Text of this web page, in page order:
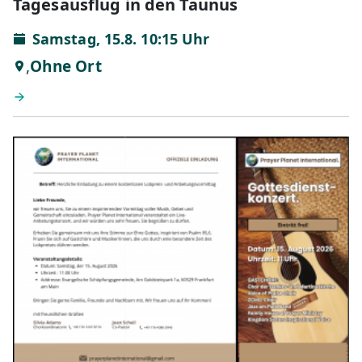
Tagesausflug in den Taunus
Samstag, 15.8. 10:15 Uhr
,Ohne Ort